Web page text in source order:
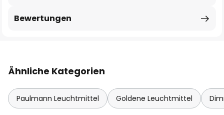
Bewertungen
Ähnliche Kategorien
Paulmann Leuchtmittel Goldene Leuchtmittel